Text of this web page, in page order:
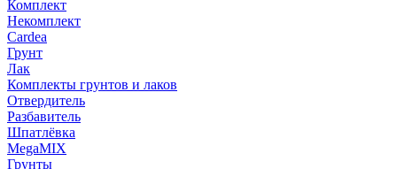
Комплект
Некомплект
Cardea
Грунт
Лак
Комплекты грунтов и лаков
Отвердитель
Разбавитель
Шпатлёвка
MegaMIX
Грунты